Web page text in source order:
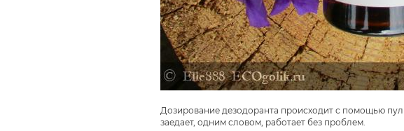
Дозирование дезодоранта происходит с помощью
заедает, одним словом, работает без проблем.